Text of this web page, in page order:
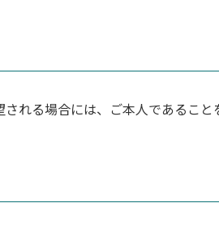
れる場合には、ご本人であるこ